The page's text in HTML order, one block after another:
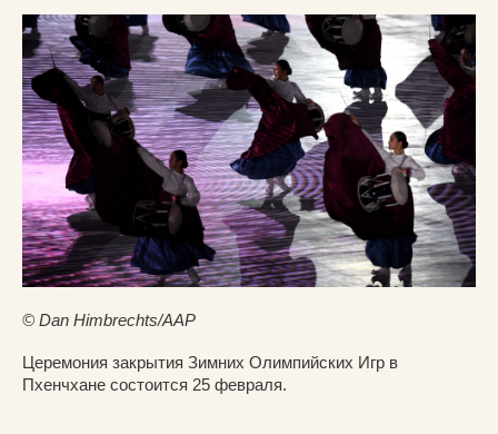
© Dan Himbrechts/AAP
Церемония закрытия Зимних Олимпийских Игр в
Пхенчхане состоится 25 февраля.